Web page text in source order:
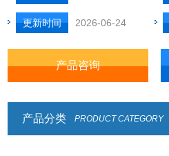
温湿循环全项目检测
更新时间 2026-06-24
产品咨询
产品分类 PRODUCT CATEGORY